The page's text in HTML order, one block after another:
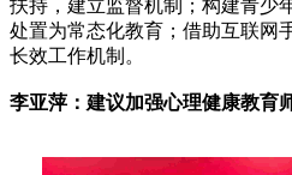
扶持，建立监督机制；构建青少
处置为常态化教育；借助互联网
长效工作机制。
李亚萍：建议加强心理健康教育